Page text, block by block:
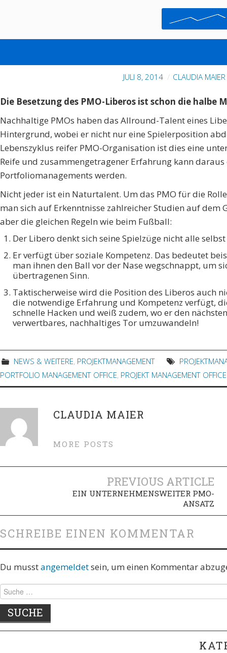
WAS HABEN FUSSBALL
JULI 8, 2014 CLAUDIA MAIER
Die Besetzung des PMO-Liberos ist schon die halbe
Nachhaltige PMOs haben das Allround-Talent eines
Hintergrund, wobei er nicht nur eine Spielerposition
Lebenszyklus reifer PMO-Organisation ist dies eine
Reife und zusammengetragener Erfahrung kann
Portfoliomanagements werden.
Nicht jeder ist ein Naturtalent. Um das PMO für die
man sich auf Erkenntnisse zahlreicher Studien auf dem
aber die gleichen Regeln wie beim Fußball:
Der Libero denkt sich seine Spielzüge nicht alle
Er verfügt über soziale Kompetenz. Das bedeutet
man ihnen den Ball vor der Nase wegschnappt, um
übertragenen Sinn.
Taktischerweise wird die Position des Liberos auch
die notwendige Erfahrung und Kompetenz verfügt,
schnelle Hacken und weiß zudem, wo er den
verwertbares, nachhaltiges Tor umzuwandeln!
NEWS & WEITERE, PROJEKTMANAGEMENT
PORTFOLIO MANAGEMENT OFFICE, PROJEKT MANAGEMENT OFFICE
CLAUDIA MAIER
MORE POSTS
Navigation
PREVIOUS ARTICLE
EIN UNTERNEHMENSWEITER PMO-
ANSATZ
SCHREIBE EINEN KOMMENTAR
Du musstangemeldetsein, um einen Kommentar
Suche
nach: